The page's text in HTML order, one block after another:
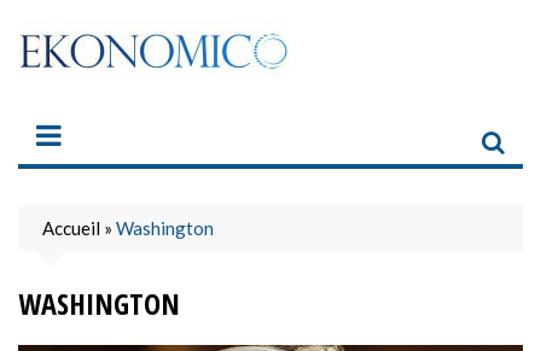
content
Accueil » Washington
WASHINGTON